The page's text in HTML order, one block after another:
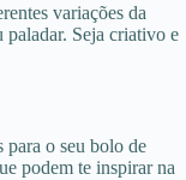
variações da
paladar. Seja criativo e
para o seu bolo de
podem te inspirar na